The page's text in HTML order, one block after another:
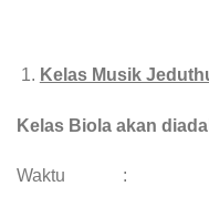
Kelas Musik
Kelas Biola akan
Waktu :